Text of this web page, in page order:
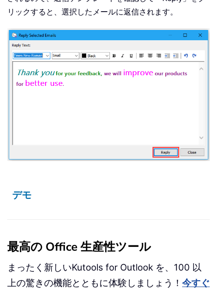
リックすると、選択したメールに返信されます。
デモ
最高の Office 生産性ツール
まったく新しいKutools for Outlook を、100 以
上の驚きの機能とともに体験しましょう！ 今すぐ